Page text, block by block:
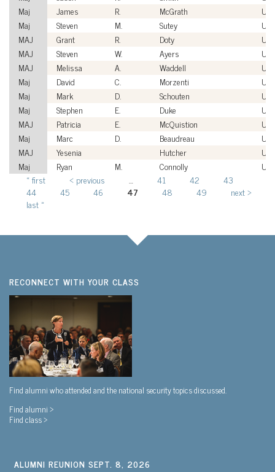
Maj
James R. McGrath
Maj
Steven M. Sutey
MAJ
Grant R. Doty
USA
MAJ
Steven W. Ayers
USA
MAJ
Melissa A. Waddell
USA
Maj
David C. Morzenti
Maj
Mark D. Schouten
Maj
Stephen E. Duke
MAJ
Patricia E. McQuistion
USA
Maj
Marc D. Beaudreau
MAJ
Yesenia Hutcher
USA
Maj
Ryan M. Connolly
Pages
« first ‹ previous 41 42
43
44
45 46 47 48 49
next ›
last »
RECONNECT WITH YOUR CLASS
Find alumni who attended and the national security topics discussed.
Find alumni >
Find class >
ALUMNI REUNION SEPT. 8, 2026